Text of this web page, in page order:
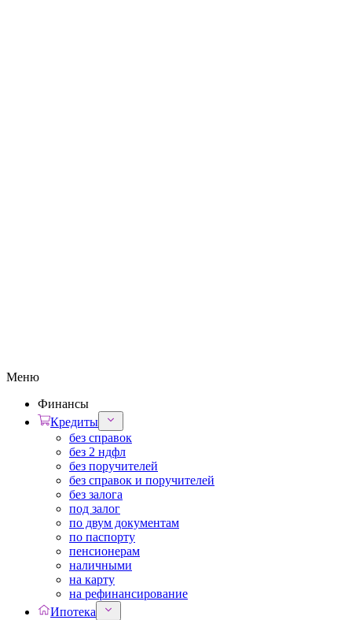
Меню
Финансы
Кредиты
без справок
без 2 ндфл
без поручителей
без справок и поручителей
без залога
под залог
по двум документам
по паспорту
пенсионерам
наличными
на карту
на рефинансирование
Ипотека